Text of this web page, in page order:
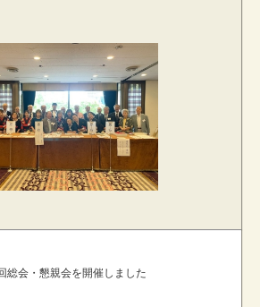
総会・懇親会を開催しました